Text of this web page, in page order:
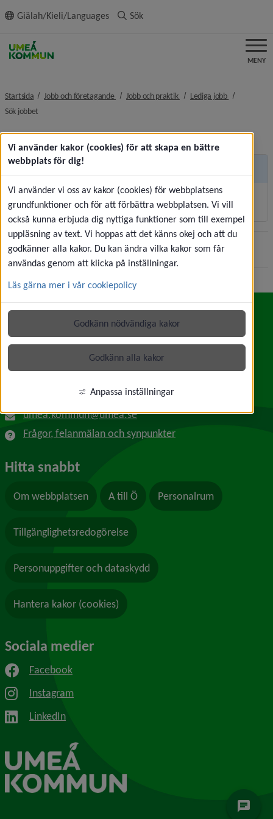
innehållet
Giälah/Kieli/Languages Sök
MENY
Startsida Jobb och företagande nivå i brödsmulenavigeringen
Jobb och praktik nivå i
Lediga jobb nivå i
Sök jobbet
Andra sidor
Korttidsvikariat och sommarjobb
Sidan uppdaterades2026-07-30 Dela
Kontakt
Umeå kommun
Länk till annan webbplats, öppnas i nytt
090-16 10 00
umea.kommun@umea.se
Frågor, felanmälan och synpunkter
Hitta snabbt
Om webbplatsen A till Ö Personalrum
Tillgänglighetsredogörelse
Personuppgifter och dataskydd
Hantera kakor (cookies)
Sociala medier
Facebook
Instagram
LinkedIn
chat
Vi använder kakor (cookies) för att skapa en bättre
webbplats för dig!
Vi använder vi oss av kakor (cookies) för webbplatsens
grundfunktioner och för att förbättra webbplatsen. Vi vill
också kunna erbjuda dig nyttiga funktioner som till exempel
uppläsning av text. Vi hoppas att det känns okej och att du
godkänner alla kakor. Du kan ändra vilka kakor som får
användas genom att klicka på inställningar.
Läs gärna mer i vår cookiepolicy
Godkänn nödvändiga kakor
Godkänn alla kakor
Anpassa inställningar